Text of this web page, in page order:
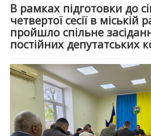
В рамках підготовки до
четвертої сесії в міській
пройшло спільне
постійних депутатських